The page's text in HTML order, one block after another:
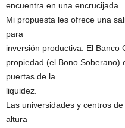
encuentra en una encrucijada.
Mi propuesta les ofrece una
para
inversión productiva. El Banco
propiedad (el Bono Soberano)
puertas de la
liquidez.
Las universidades y centros
altura